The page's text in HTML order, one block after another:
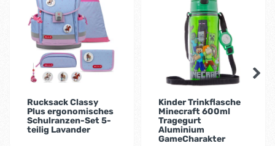
Rucksack Classy
Plus ergonomisches
Schulranzen-Set 5-
teilig Lavander
Kinder Trinkflasche
Minecraft 600ml
Tragegurt
Aluminium
GameCharakter